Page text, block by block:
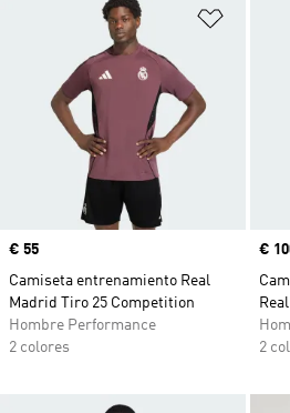
Añadir
Precio
€ 55
Camiseta entrenamiento Real
Madrid Tiro 25 Competition
Hombre Performance
2 colores
€
2